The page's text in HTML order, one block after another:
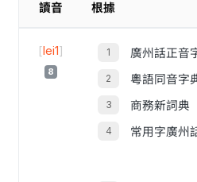
讀音 根據
[lei1]
8
廣州話正音
粵語同音字
商務新詞典
常用字廣州